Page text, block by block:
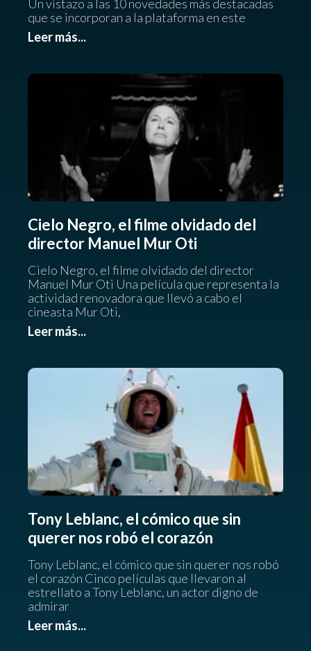
Un vistazo a las 10 novedades más destacadas
que se incorporan a la plataforma en este
Leer más...
Cielo Negro, el filme olvidado del
director Manuel Mur Oti
Cielo Negro, el filme olvidado del director
Manuel Mur Oti Una película que representa la
actividad renovadora que llevó a cabo el
cineasta Mur Oti,
Leer más...
Tony Leblanc, el cómico que sin
querer nos robó el corazón
Tony Leblanc, el cómico que sin querer nos robó
el corazón Cinco películas que llevaron al
estrellato a Tony Leblanc, un actor digno de
admirar
Leer más...